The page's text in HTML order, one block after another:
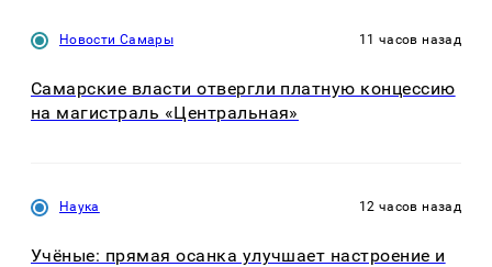
Новости Самары 11 часов назад
Самарские власти отвергли платную концессию
на магистраль «Центральная»
Наука 12 часов назад
Учёные: прямая осанка улучшает настроение и